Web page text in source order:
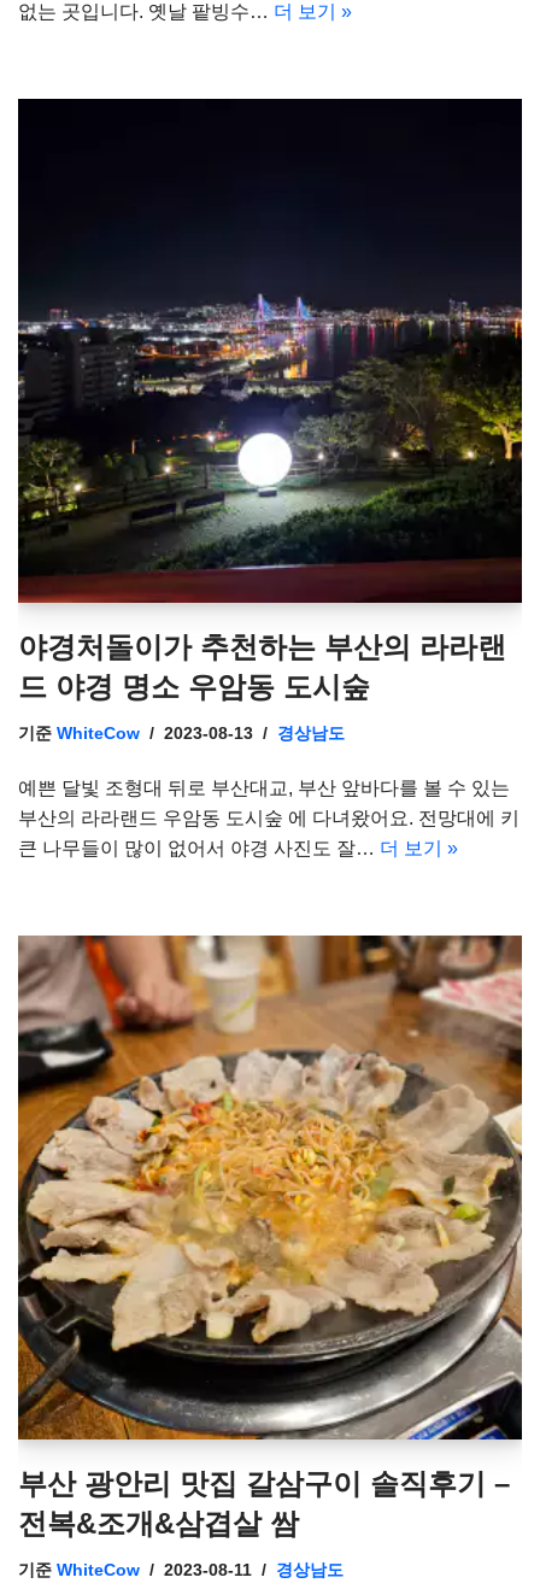
없는 곳입니다. 옛날 팥빙수… 더 보기 »
야경처돌이가 추천하는 부산의 라라랜
드 야경 명소 우암동 도시숲
기준 WhiteCow 2023-08-13 경상남도
예쁜 달빛 조형대 뒤로 부산대교, 부산 앞바다를 볼 수 있는
부산의 라라랜드 우암동 도시숲 에 다녀왔어요. 전망대에 키
큰 나무들이 많이 없어서 야경 사진도 잘… 더 보기 »
부산 광안리 맛집 갈삼구이 솔직후기 –
전복&조개&삼겹살 쌈
기준 WhiteCow 2023-08-11 경상남도